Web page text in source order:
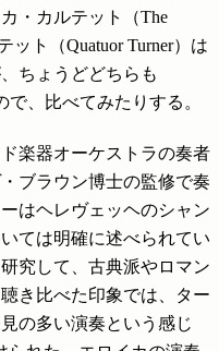
・カルテット（The
ット（Quatuor Turner）は
ちょうどどちらも
、比べてみたりする。
楽器オーケストラの奏者
ブラウン博士の監修で奏
はヘレヴェッヘのシャン
ては明確に述べられてい
究して、古典派やロマン
き比べた印象では、ター
の多い演奏という感じ